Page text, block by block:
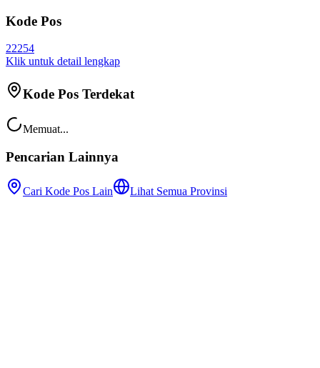
Kode Pos
22254
Klik untuk detail lengkap
Kode Pos Terdekat
Memuat...
Pencarian Lainnya
Cari Kode Pos Lain Lihat Semua Provinsi